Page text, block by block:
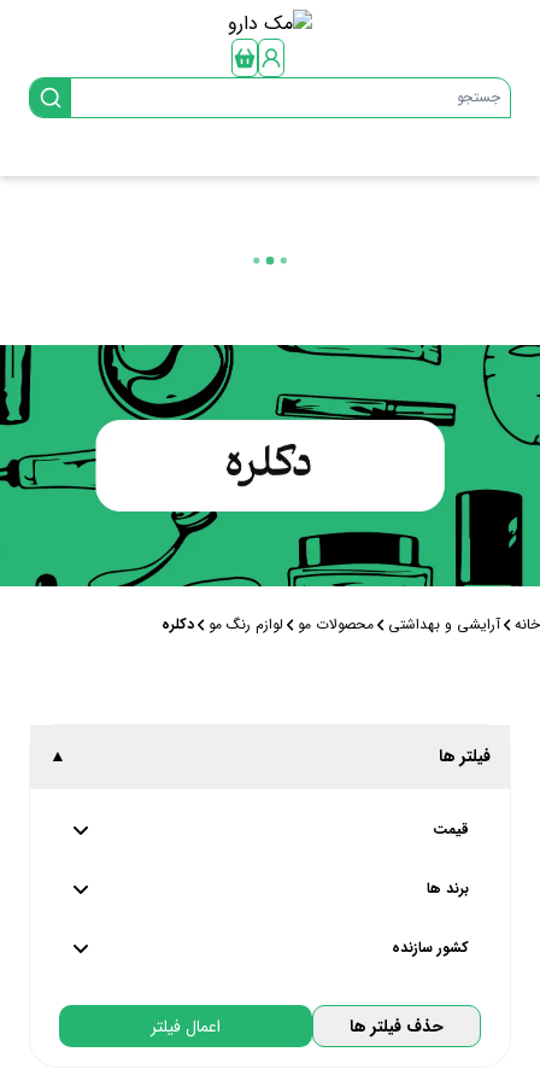
جستجو
خانه آرایشی و بهداشتی محصولات مو لوازم رنگ مو دکلره
فیلتر ها ▲
قیمت
برند ها
اُکیا | OKEEA
متفرقه
کشور سازنده
تحت لیسانس کره جنوبی | South Korea
تحت لیسانس آلمان | Germany
حذف فیلتر ها اعمال فیلتر